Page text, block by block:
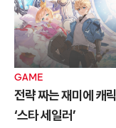
GAME
전략 짜는 재미에 캐
‘스타 세일러’